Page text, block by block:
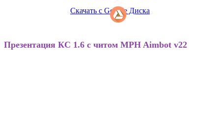
Скачать c Google Диска
Презентация КС 1.6 с читом MPH Aimbot v22